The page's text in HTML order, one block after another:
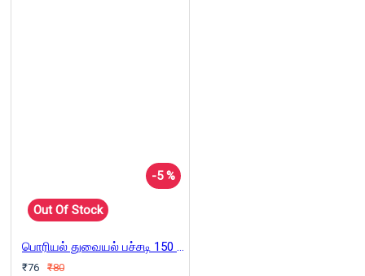
-5 %
Out Of Stock
பொரியல் துவையல் பச்சடி 150 வகைகள்
₹76 ₹80